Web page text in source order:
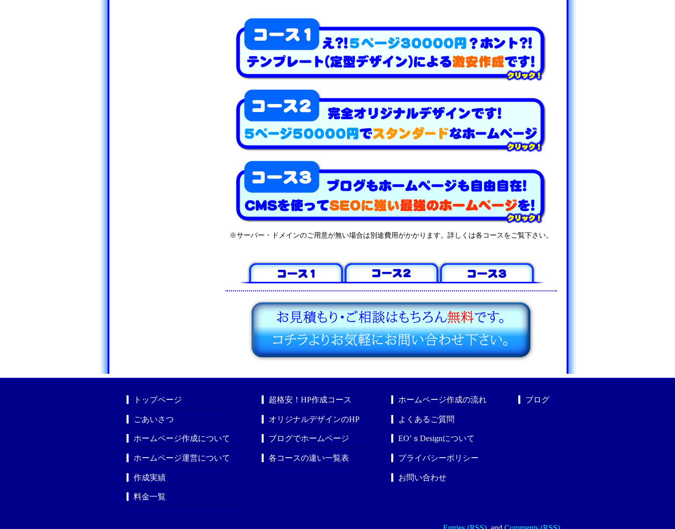
※サーバー・ドメインのご用意が無い場合は別途費用がかかります。詳しくは各コースをご覧下さい。
トップページ
ごあいさつ
ホームページ作成について
ホームページ運営について
作成実績
料金一覧
超格安！HP作成コース
オリジナルデザインのHP
ブログでホームページ
各コースの違い一覧表
ホームページ作成の流れ
よくあるご質問
EO’ｓDesignについて
プライバシーポリシー
お問い合わせ
ブログ